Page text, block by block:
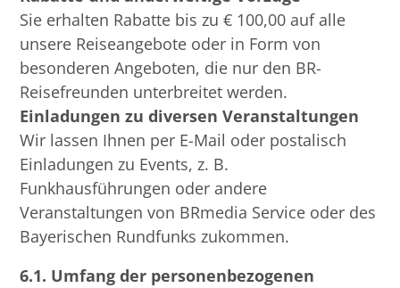
Sie erhalten Rabatte bis zu € 100,00 auf alle
unsere Reiseangebote oder in Form von
besonderen Angeboten, die nur den BR-
Reisefreunden unterbreitet werden.
Einladungen zu diversen Veranstaltungen
Wir lassen Ihnen per E-Mail oder postalisch
Einladungen zu Events, z. B.
Funkhausführungen oder andere
Veranstaltungen von BRmedia Service oder des
Bayerischen Rundfunks zukommen.
6.1. Umfang der personenbezogenen